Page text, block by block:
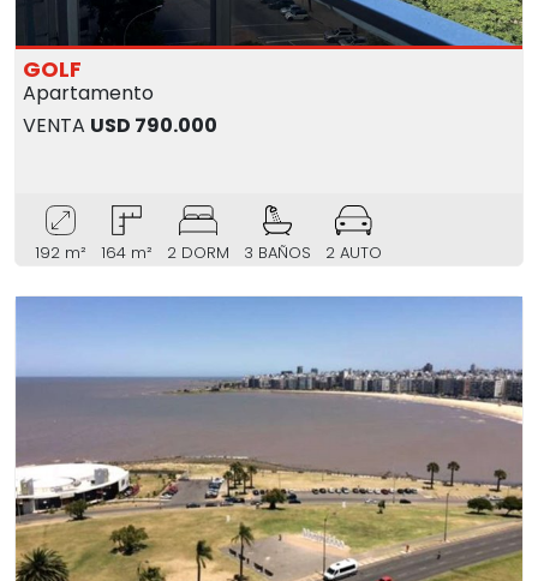
GOLF
Apartamento
VENTA USD 790.000
192 m² 164 m² 2 DORM 3 BAÑOS 2 AUTO